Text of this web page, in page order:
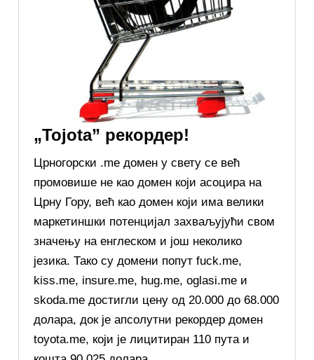
„Tojota” рекордер!
Црногорски .me домен у свету се већ
промовише не као домен који асоцира на
Црну Гору, већ као домен који има велики
маркетиншки потенцијал захваљујући свом
значењу на енглеском и још неколико
језика. Тако су домени попут fuck.me,
kiss.me, insure.me, hug.me, oglasi.me и
skoda.me достигли цену од 20.000 до 68.000
долара, док је апсолутни рекордер домен
toyota.me, који је лицитиран 110 пута и